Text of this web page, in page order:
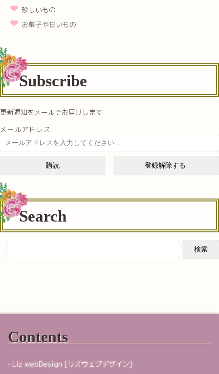
珍しいもの
お菓子や甘いもの
Subscribe
更新通知をメールでお届けします
メールアドレス:
Search
Contents
Liz webDesign [リズウェブデザイン]